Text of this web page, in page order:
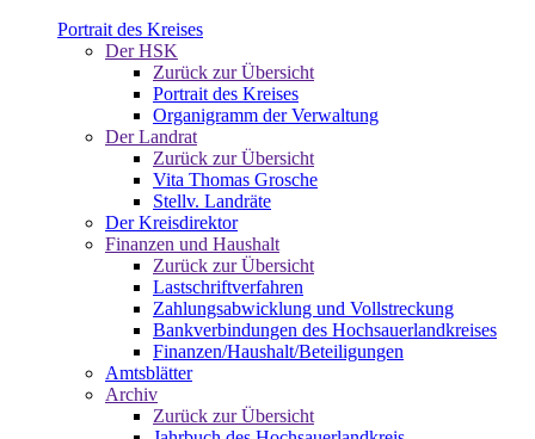
Portrait des Kreises
Der HSK
Zurück zur Übersicht
Portrait des Kreises
Organigramm der Verwaltung
Der Landrat
Zurück zur Übersicht
Vita Thomas Grosche
Stellv. Landräte
Der Kreisdirektor
Finanzen und Haushalt
Zurück zur Übersicht
Lastschriftverfahren
Zahlungsabwicklung und Vollstreckung
Bankverbindungen des Hochsauerlandkreises
Finanzen/Haushalt/Beteiligungen
Amtsblätter
Archiv
Zurück zur Übersicht